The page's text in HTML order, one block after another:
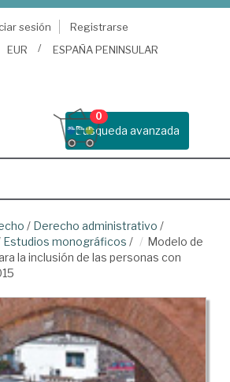
sesión
Registrarse
EUR ESPAÑA PENINSULAR
Busqueda avanzada
0
/ Derecho administrativo /
Estudios monográficos /
Modelo de
la inclusión de las personas con